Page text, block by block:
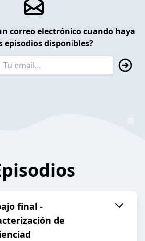
correo electrónico cuando haya
episodios disponibles?
final -
de